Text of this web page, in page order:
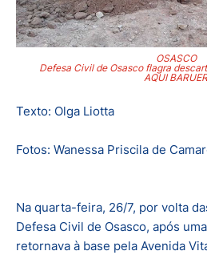
OSASCO
Defesa Civil de Osasco flagra
AQUI
Texto: Olga Liotta
Fotos: Wanessa Priscila de
Na quarta-feira, 26/7, por volta
Defesa Civil de Osasco, após
retornava à base pela Avenida